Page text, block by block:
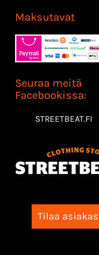
Maksutavat
Seuraa meitä
Facebookissa:
STREETBEAT.FI